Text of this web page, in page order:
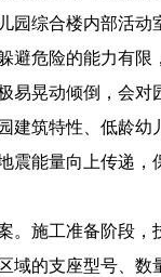
园综合楼内部活动
避危险的能力有限
晃动倾倒，会对
建筑特性、低龄幼
震能量向上传递
。施工准备阶段，
域的支座型号、数